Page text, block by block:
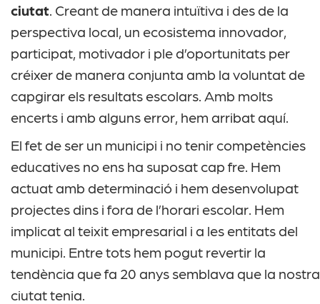
ciutat . Creant de manera intuïtiva i des de la
perspectiva local, un ecosistema innovador,
participat, motivador i ple d’oportunitats per
créixer de manera conjunta amb la voluntat de
capgirar els resultats escolars. Amb molts
encerts i amb alguns error, hem arribat aquí.
El fet de ser un municipi i no tenir competències
educatives no ens ha suposat cap fre. Hem
actuat amb determinació i hem desenvolupat
projectes dins i fora de l’horari escolar. Hem
implicat al teixit empresarial i a les entitats del
municipi. Entre tots hem pogut revertir la
tendència que fa 20 anys semblava que la nostra
ciutat tenia.